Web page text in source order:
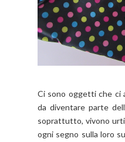
Ci sono oggetti che ci
da diventare parte
soprattutto, vivono
ogni segno sulla loro